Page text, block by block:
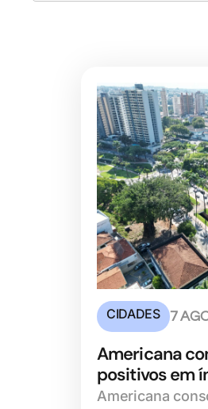
CIDADES 7
Americana
positivos em
Americana